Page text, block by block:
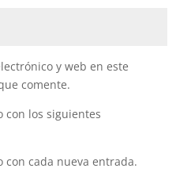
y web en este
comente.
con los siguientes
con cada nueva entrada.